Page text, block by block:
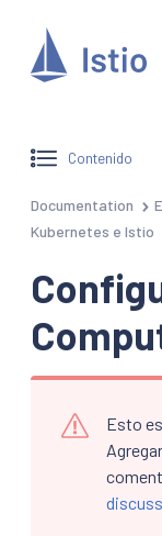
Contenido
Documentation
Kubernetes e Istio
Esto